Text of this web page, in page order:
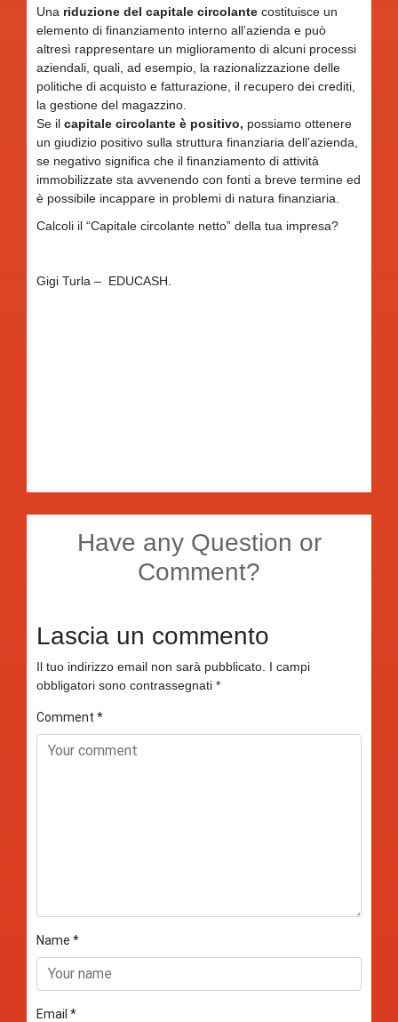
Una riduzione del capitale circolante costituisce un
elemento di finanziamento interno all’azienda e può
altresì rappresentare un miglioramento di alcuni processi
aziendali, quali, ad esempio, la razionalizzazione delle
politiche di acquisto e fatturazione, il recupero dei crediti,
la gestione del magazzino.
Se il capitale circolante è positivo, possiamo ottenere
un giudizio positivo sulla struttura finanziaria dell’azienda,
se negativo significa che il finanziamento di attività
immobilizzate sta avvenendo con fonti a breve termine ed
è possibile incappare in problemi di natura finanziaria.
Calcoli il “Capitale circolante netto” della tua impresa?
Gigi Turla – EDUCASH.
Have any Question or
Comment?
Lascia un commento
Il tuo indirizzo email non sarà pubblicato. I campi
obbligatori sono contrassegnati *
Comment *
Name *
Email *